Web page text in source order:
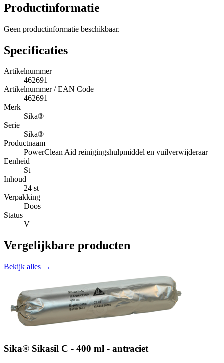
Productinformatie
Geen productinformatie beschikbaar.
Specificaties
Artikelnummer
462691
Artikelnummer / EAN Code
462691
Merk
Sika®
Serie
Sika®
Productnaam
PowerClean Aid reinigingshulpmiddel en vuilverwijderaar
Eenheid
St
Inhoud
24 st
Verpakking
Doos
Status
V
Vergelijkbare producten
Bekijk alles →
Sika® Sikasil C - 400 ml - antraciet